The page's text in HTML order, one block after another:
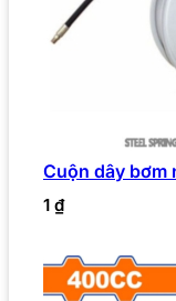
Cuộn dây bơm
1 ₫